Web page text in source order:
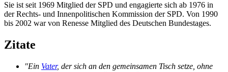
Sie ist seit 1969 Mitglied der SPD und engagierte sich ab 1976 in
der Rechts- und Innenpolitischen Kommission der SPD. Von 1990
bis 2002 war von Renesse Mitglied des Deutschen Bundestages.
Zitate
"Ein Vater, der sich an den gemeinsamen Tisch setze, ohne